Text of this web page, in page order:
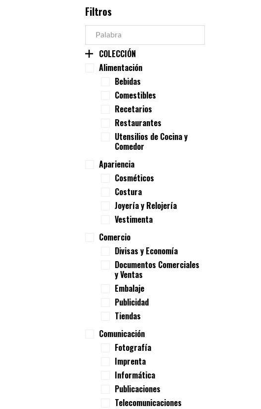
Filtros
COLECCIÓN
Alimentación
Bebidas
Comestibles
Recetarios
Restaurantes
Utensilios de Cocina y
Comedor
Apariencia
Cosméticos
Costura
Joyería y Relojería
Vestimenta
Comercio
Divisas y Economía
Documentos Comerciales
y Ventas
Embalaje
Publicidad
Tiendas
Comunicación
Fotografía
Imprenta
Informática
Publicaciones
Telecomunicaciones